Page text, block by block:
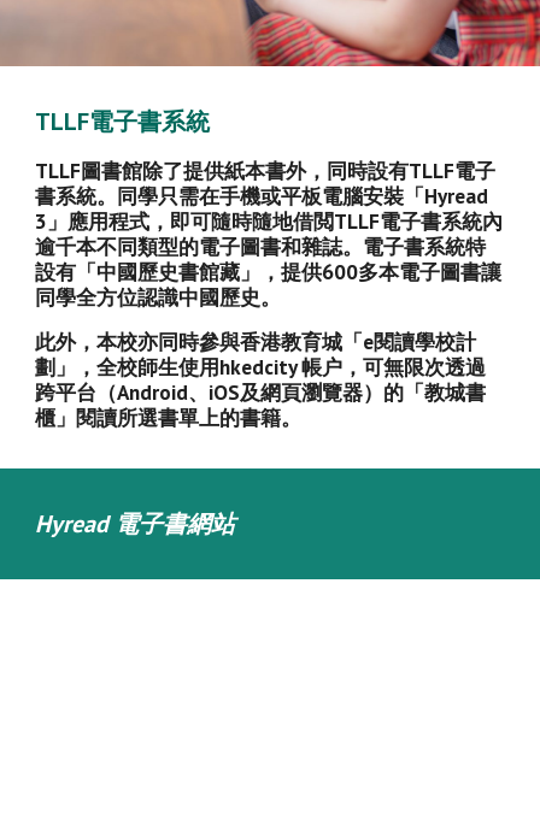
TLLF電子書系統
TLLF圖書館除了提供紙本書外，同時設有TLLF電子
書系統。同學只需在手機或平板電腦安裝「Hyread
3」應用程式，即可隨時隨地借閲TLLF電子書系統內
逾千本不同類型的電子圖書和雜誌。電子書系統特
設有「中國歷史書館藏」，提供600多本電子圖書讓
同學全方位認識中國歷史。
此外，本校亦同時參與香港教育城「e閱讀學校計
劃」，全校師生使用hkedcity 帳户，可無限次透過
跨平台（Android、iOS及網頁瀏覽器）的「教城書
櫃」閱讀所選書單上的書籍。
Hyread 電子書網站